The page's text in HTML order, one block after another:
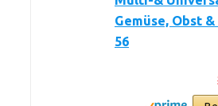
Gemüse, Obst
56